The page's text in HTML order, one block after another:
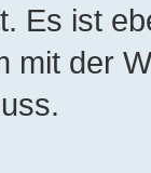
Es ist
mit der